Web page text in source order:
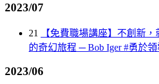
2023/07
21
【免費職場講座】不創新
的奇幻旅程 ─ Bob Iger #勇於領
2023/06